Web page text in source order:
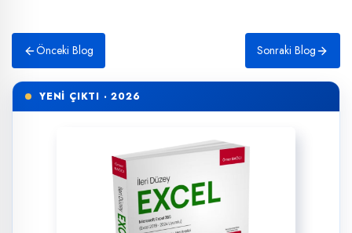
Önceki Blog Sonraki Blog
YENİ ÇIKTI · 2026